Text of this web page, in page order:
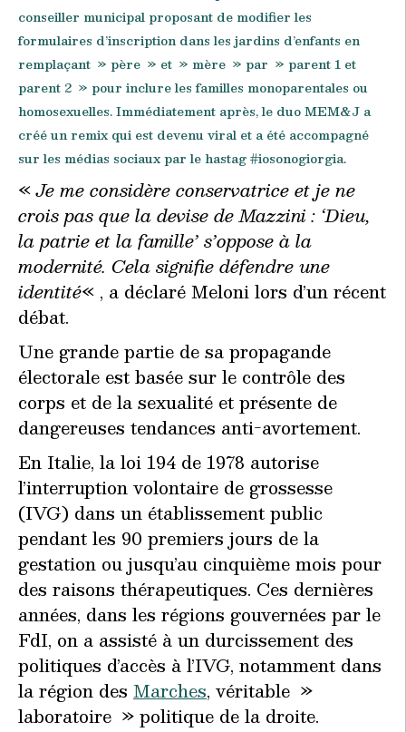
conseiller municipal proposant de modifier les
formulaires d’inscription dans les jardins d’enfants en
remplaçant » père » et » mère » par » parent 1 et
parent 2 » pour inclure les familles monoparentales ou
homosexuelles. Immédiatement après, le duo MEM&J a
créé un remix qui est devenu viral et a été accompagné
sur les médias sociaux par le hastag #iosonogiorgia.
«Je me considère conservatrice et je ne
crois pas que la devise de Mazzini : ‘Dieu,
la patrie et la famille’ s’oppose à la
modernité. Cela signifie défendre une
identité« , a déclaré Meloni lors d’un récent
débat.
Une grande partie de sa propagande
électorale est basée sur le contrôle des
corps et de la sexualité et présente de
dangereuses tendances anti-avortement.
En Italie, la loi 194 de 1978 autorise
l’interruption volontaire de grossesse
(IVG) dans un établissement public
pendant les 90 premiers jours de la
gestation ou jusqu’au cinquième mois pour
des raisons thérapeutiques. Ces dernières
années, dans les régions gouvernées par le
FdI, on a assisté à un durcissement des
politiques d’accès à l’IVG, notamment dans
la région des Marches, véritable »
laboratoire » politique de la droite.